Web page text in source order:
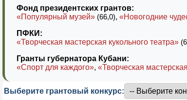
Фонд президентских грантов:
«Популярный музей» (66,0), «Новогодние
ПФКИ:
«Творческая мастерская кукольного театра»
Гранты губернатора Кубани:
«Спорт для каждого», «Творческая
Выберите грантовый конкурс: